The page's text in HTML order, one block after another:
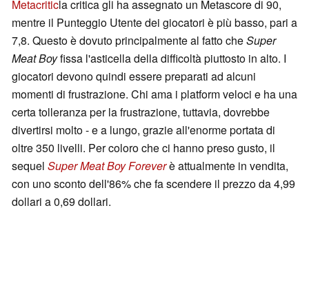
Metacriticla critica gli ha assegnato un Metascore di 90,
mentre il Punteggio Utente dei giocatori è più basso, pari a
7,8. Questo è dovuto principalmente al fatto cheSuper
Meat Boyfissa l'asticella della difficoltà piuttosto in alto. I
giocatori devono quindi essere preparati ad alcuni
momenti di frustrazione. Chi ama i platform veloci e ha una
certa tolleranza per la frustrazione, tuttavia, dovrebbe
divertirsi molto - e a lungo, grazie all'enorme portata di
oltre 350 livelli. Per coloro che ci hanno preso gusto, il
sequel Super Meat Boy Foreverè attualmente in vendita,
con uno sconto dell'86% che fa scendere il prezzo da 4,99
dollari a 0,69 dollari.